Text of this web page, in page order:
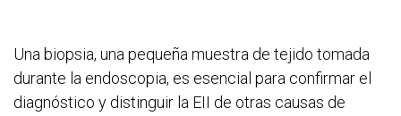
Una biopsia, una pequeña muestra de tejido tomada
durante la endoscopia, es esencial para confirmar el
diagnóstico y distinguir la EII de otras causas de